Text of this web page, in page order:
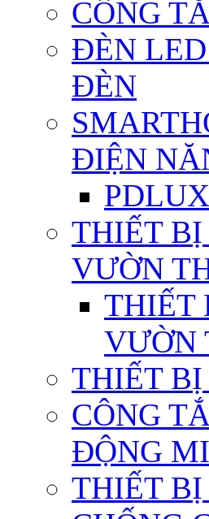
CÔNG
ĐÈN
ĐÈN
ĐIỆN
PDLUX
THIẾT
VƯỜN
THIẾT
VƯỜN
THIẾT BỊ
CÔNG
ĐỘNG
THIẾT